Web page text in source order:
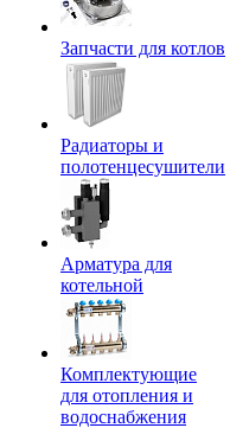
Запчасти для котлов
Радиаторы и
полотенцесушители
Арматура для
котельной
Комплектующие
для отопления и
водоснабжения